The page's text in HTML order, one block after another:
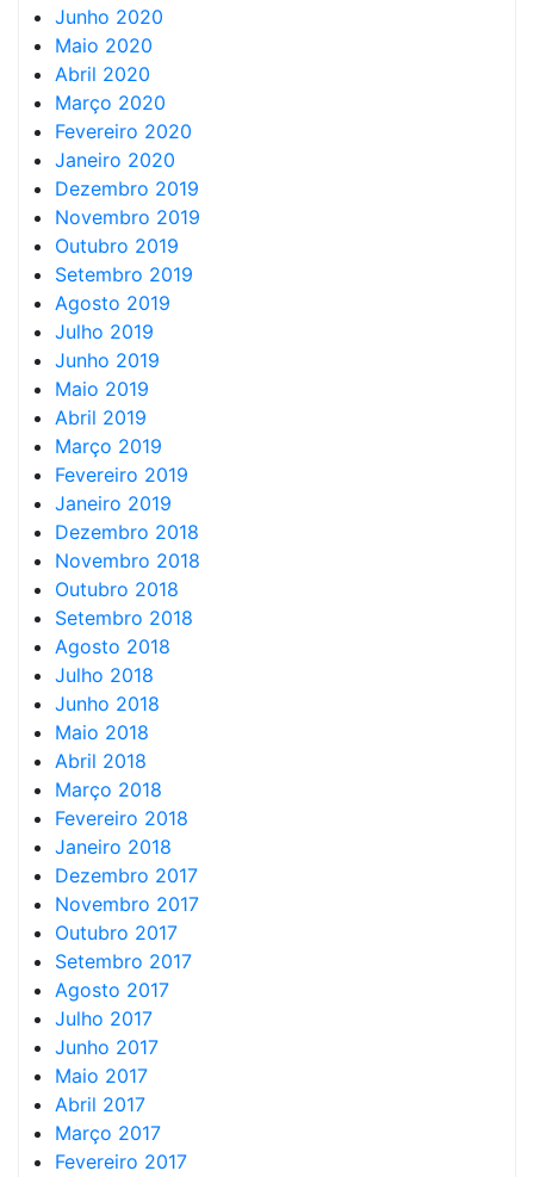
Junho 2020
Maio 2020
Abril 2020
Março 2020
Fevereiro 2020
Janeiro 2020
Dezembro 2019
Novembro 2019
Outubro 2019
Setembro 2019
Agosto 2019
Julho 2019
Junho 2019
Maio 2019
Abril 2019
Março 2019
Fevereiro 2019
Janeiro 2019
Dezembro 2018
Novembro 2018
Outubro 2018
Setembro 2018
Agosto 2018
Julho 2018
Junho 2018
Maio 2018
Abril 2018
Março 2018
Fevereiro 2018
Janeiro 2018
Dezembro 2017
Novembro 2017
Outubro 2017
Setembro 2017
Agosto 2017
Julho 2017
Junho 2017
Maio 2017
Abril 2017
Março 2017
Fevereiro 2017